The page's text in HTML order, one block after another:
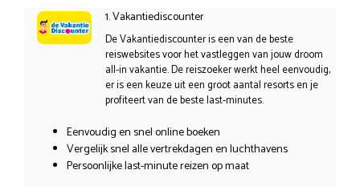
1. Vakantiediscounter
De Vakantiediscounter is een van de beste
reiswebsites voor het vastleggen van jouw droom
all-in vakantie. De reiszoeker werkt heel eenvoudig,
er is een keuze uit een groot aantal resorts en je
profiteert van de beste last-minutes.
Eenvoudig en snel online boeken
Vergelijk snel alle vertrekdagen en luchthavens
Persoonlijke last-minute reizen op maat